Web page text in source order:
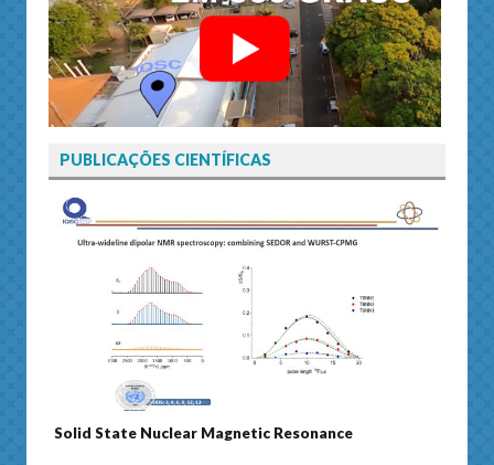
PUBLICAÇÕES CIENTÍFICAS
Solid State Nuclear Magnetic Resonance